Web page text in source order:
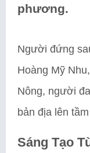
phương.
Người đứng
Hoàng Mỹ
Nông, người
bản địa lên
Sáng Tạo